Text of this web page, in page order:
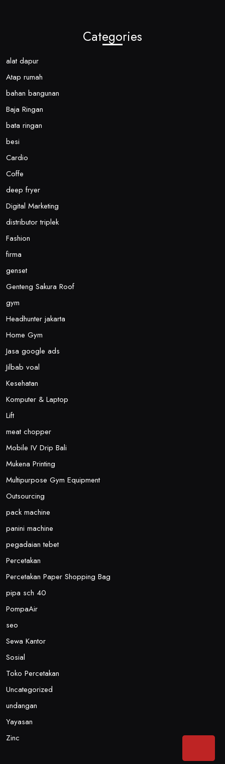
Categories
alat dapur
Atap rumah
bahan bangunan
Baja Ringan
bata ringan
besi
Cardio
Coffe
deep fryer
Digital Marketing
distributor triplek
Fashion
firma
genset
Genteng Sakura Roof
gym
Headhunter jakarta
Home Gym
Jasa google ads
Jilbab voal
Kesehatan
Komputer & Laptop
Lift
meat chopper
Mobile IV Drip Bali
Mukena Printing
Multipurpose Gym Equipment
Outsourcing
pack machine
panini machine
pegadaian tebet
Percetakan
Percetakan Paper Shopping Bag
pipa sch 40
PompaAir
seo
Sewa Kantor
Sosial
Toko Percetakan
Uncategorized
undangan
Yayasan
Zinc